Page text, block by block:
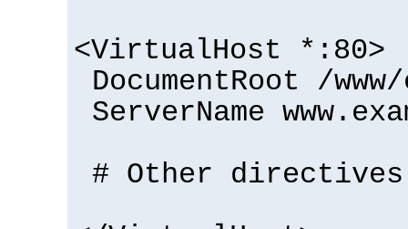
<VirtualHost *:80>
DocumentRoot /
ServerName
# Other directives